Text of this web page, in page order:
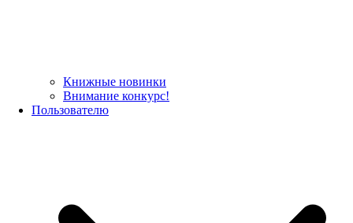
Книжные новинки
Внимание конкурс!
Пользователю